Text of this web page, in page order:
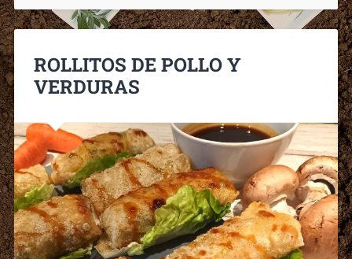
ROLLITOS DE POLLO Y
VERDURAS